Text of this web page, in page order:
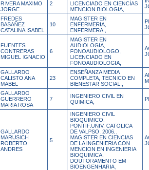
RIVERA MAXIMO
JORGE
2
LICENCIADO EN CIENCIAS
MENCION BIOLOGIA,
FREDES
BASAÑEZ
CATALINA ISABEL
10
MAGISTER EN
ENFERMERIA,
ENFERMERA.,
FUENTES
CONTRERAS
MIGUEL IGNACIO
6
MAGISTER EN
AUDIOLOGIA,
FONOAUDIOLOGO,
LICENCIADO EN
FONOAUDIOLOGIA,
GALLARDO
CALISTO ANA
MABEL
23
ENSEÑANZA MEDIA
COMPLETA, TECNICO EN
BIENESTAR SOCIAL.,
GALLARDO
GUERRERO
MARIA ROSA
7
INGENIERO CIVIL EN
QUIMICA,
GALLARDO
MARUSICH
ROBERTO
ANDRES
5
INGENIERO CIVIL
BIOQUIMICO.
PONTIF.UNIV. CATOLICA
DE VALPSO. 2006.,
MAGISTER EN CIENCIAS
DE LA INGENIERIA CON
MENCION EN INGENIERIA
BIOQUIMICA,
DOUTORAMENTO EM
BIOENGENHARIA,